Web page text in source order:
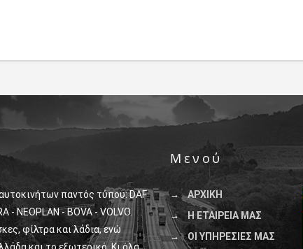
παντός τύπου: DAF
- NEOPLAN - BOVA - VOLVO.
φίλτρα και λάδια, ενώ
Μενού
ΑΡΧΙΚΗ
Η ΕΤΑΙΡΕΙΑ ΜΑΣ
ΟΙ ΥΠΗΡΕΣΙΕΣ ΜΑΣ